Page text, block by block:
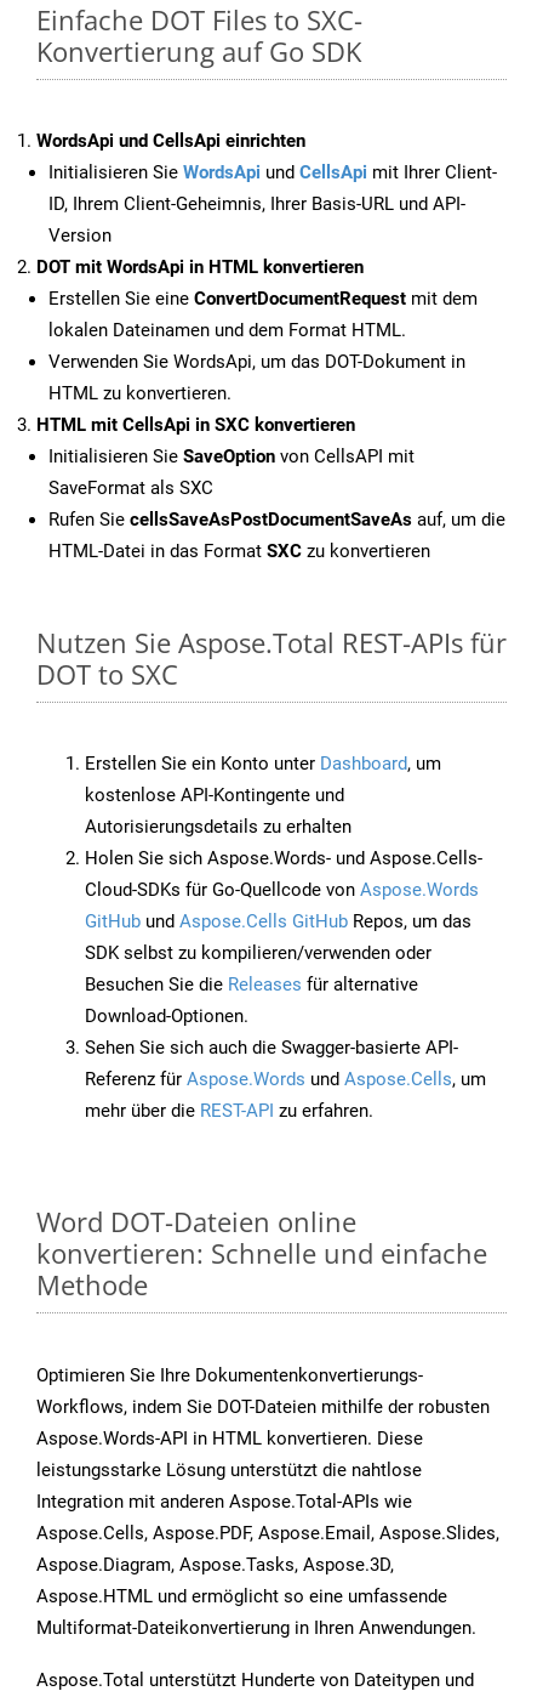
Einfache DOT Files to SXC-
Konvertierung auf Go SDK
WordsApi und CellsApi einrichten
Initialisieren Sie WordsApi und CellsApi mit Ihrer Client-
ID, Ihrem Client-Geheimnis, Ihrer Basis-URL und API-
Version
DOT mit WordsApi in HTML konvertieren
Erstellen Sie eine ConvertDocumentRequest mit dem
lokalen Dateinamen und dem Format HTML.
Verwenden Sie WordsApi, um das DOT-Dokument in
HTML zu konvertieren.
HTML mit CellsApi in SXC konvertieren
Initialisieren Sie SaveOption von CellsAPI mit
SaveFormat als SXC
Rufen Sie cellsSaveAsPostDocumentSaveAs auf, um die
HTML-Datei in das Format SXC zu konvertieren
Nutzen Sie Aspose.Total REST-APIs für
DOT to SXC
Erstellen Sie ein Konto unter Dashboard, um
kostenlose API-Kontingente und
Autorisierungsdetails zu erhalten
Holen Sie sich Aspose.Words- und Aspose.Cells-
Cloud-SDKs für Go-Quellcode von Aspose.Words
GitHub und Aspose.Cells GitHub Repos, um das
SDK selbst zu kompilieren/verwenden oder
Besuchen Sie die Releases für alternative
Download-Optionen.
Sehen Sie sich auch die Swagger-basierte API-
Referenz für Aspose.Words und Aspose.Cells, um
mehr über die REST-API zu erfahren.
Word DOT-Dateien online
konvertieren: Schnelle und einfache
Methode
Optimieren Sie Ihre Dokumentenkonvertierungs-
Workflows, indem Sie DOT-Dateien mithilfe der robusten
Aspose.Words-API in HTML konvertieren. Diese
leistungsstarke Lösung unterstützt die nahtlose
Integration mit anderen Aspose.Total-APIs wie
Aspose.Cells, Aspose.PDF, Aspose.Email, Aspose.Slides,
Aspose.Diagram, Aspose.Tasks, Aspose.3D,
Aspose.HTML und ermöglicht so eine umfassende
Multiformat-Dateikonvertierung in Ihren Anwendungen.
Aspose.Total unterstützt Hunderte von Dateitypen und